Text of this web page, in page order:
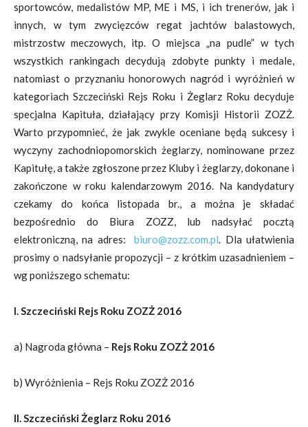
sportowców, medalistów MP, ME i MS, i ich trenerów, jak i
innych, w tym zwycięzców regat jachtów balastowych,
mistrzostw meczowych, itp. O miejsca „na pudle” w tych
wszystkich rankingach decydują zdobyte punkty i medale,
natomiast o przyznaniu honorowych nagród i wyróżnień w
kategoriach Szczeciński Rejs Roku i Żeglarz Roku decyduje
specjalna Kapituła, działający przy Komisji Historii ZOZŻ.
Warto przypomnieć, że jak zwykle oceniane będą sukcesy i
wyczyny zachodniopomorskich żeglarzy, nominowane przez
Kapitułę, a także zgłoszone przez Kluby i żeglarzy, dokonane i
zakończone w roku kalendarzowym 2016. Na kandydatury
czekamy do końca listopada br., a można je składać
bezpośrednio do Biura ZOZZ, lub nadsyłać pocztą
elektroniczną, na adres:biuro@zozz.com.pl. Dla ułatwienia
prosimy o nadsyłanie propozycji – z krótkim uzasadnieniem –
wg poniższego schematu:
I. Szczeciński Rejs Roku ZOZŻ 2016
a) Nagroda główna – Rejs Roku ZOZŻ 2016
b) Wyróżnienia – Rejs Roku ZOZŻ 2016
II. Szczeciński Żeglarz Roku 2016